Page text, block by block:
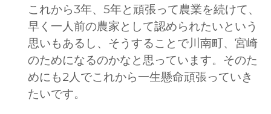
これから3年、5年と頑張って農業を続けて、
早く一人前の農家として認められたいという
思いもあるし、そうすることで川南町、宮崎
のためになるのかなと思っています。そのた
めにも2人でこれから一生懸命頑張っていき
たいです。